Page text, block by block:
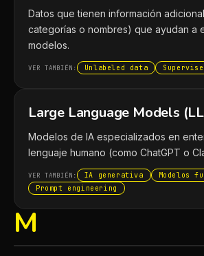
Datos que tienen información
categorías o nombres) que ayudan a
modelos.
VER TAMBIÉN: Unlabeled data
Large Language Models
Modelos de IA especializados en
lenguaje humano (como ChatGPT o
VER TAMBIÉN: IA generativa
Modelos
Prompt engineering
M